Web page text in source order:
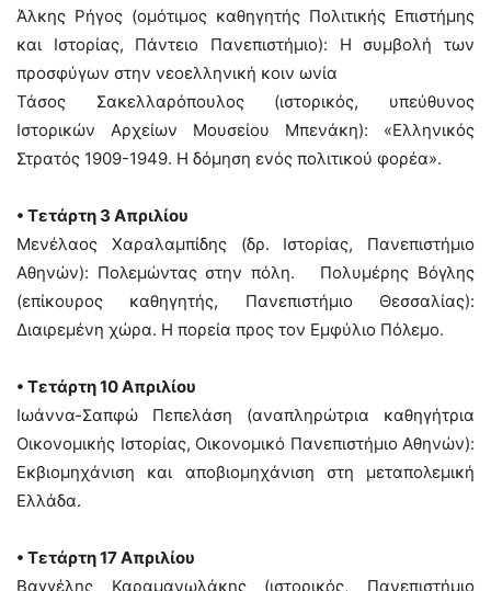
Άλκης Ρήγος (ομότιμος καθηγητής Πολιτικής Επιστήμης
και Ιστορίας, Πάντειο Πανεπιστήμιο): Η συμβολή των
προσφύγων στην νεοελληνική κοιν ωνία
Τάσος Σακελλαρόπουλος (ιστορικός, υπεύθυνος
Ιστορικών Αρχείων Μουσείου Μπενάκη): «Ελληνικός
Στρατός 1909-1949. Η δόμηση ενός πολιτικού φορέα».
• Τετάρτη 3 Απριλίου
Μενέλαος Χαραλαμπίδης (δρ. Ιστορίας, Πανεπιστήμιο
Αθηνών): Πολεμώντας στην πόλη. Πολυμέρης Βόγλης
(επίκουρος καθηγητής, Πανεπιστήμιο Θεσσαλίας):
Διαιρεμένη χώρα. Η πορεία προς τον Εμφύλιο Πόλεμο.
• Τετάρτη 10 Απριλίου
Ιωάννα-Σαπφώ Πεπελάση (αναπληρώτρια καθηγήτρια
Οικονομικής Ιστορίας, Οικονομικό Πανεπιστήμιο Αθηνών):
Εκβιομηχάνιση και αποβιομηχάνιση στη μεταπολεμική
Ελλάδα.
• Τετάρτη 17 Απριλίου
Βαγγέλης Καραμανωλάκης (ιστορικός, Πανεπιστήμιο